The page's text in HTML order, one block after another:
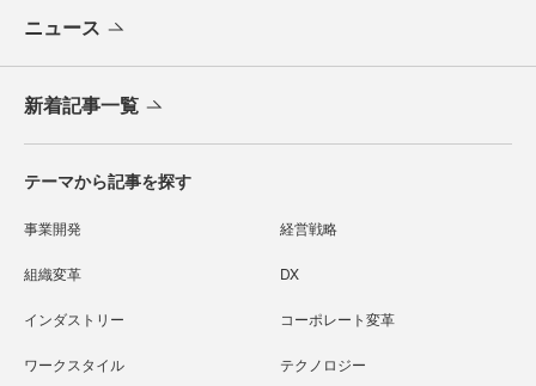
ニュース
新着記事一覧
テーマから記事を探す
事業開発 経営戦略
組織変革 DX
インダストリー コーポレート変革
ワークスタイル テクノロジー